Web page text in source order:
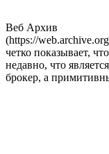
Веб Архив
(https://
четко показывает,
недавно, что
брокер, а